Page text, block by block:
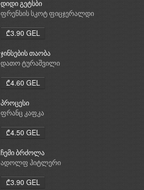
დიდი გეტსბი
ფრენსის სკოტ ფიცჯერალდი
₾3.90 GEL
ჯინსების თაობა
დათო ტურაშვილი
₾4.60 GEL
პროცესი
ფრანც კაფკა
₾4.50 GEL
ჩემი ბრძოლა
ადოლფ ჰიტლერი
₾3.90 GEL